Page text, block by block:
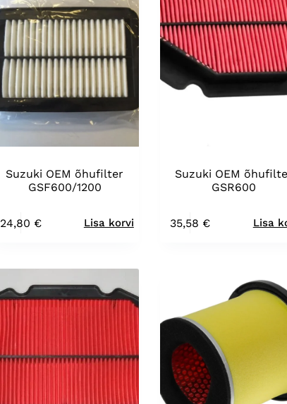
Suzuki OEM õhufilter
GSF600/1200
24,80 € Lisa korvi
Suzuki OEM
GSR600
35,58 € Lisa